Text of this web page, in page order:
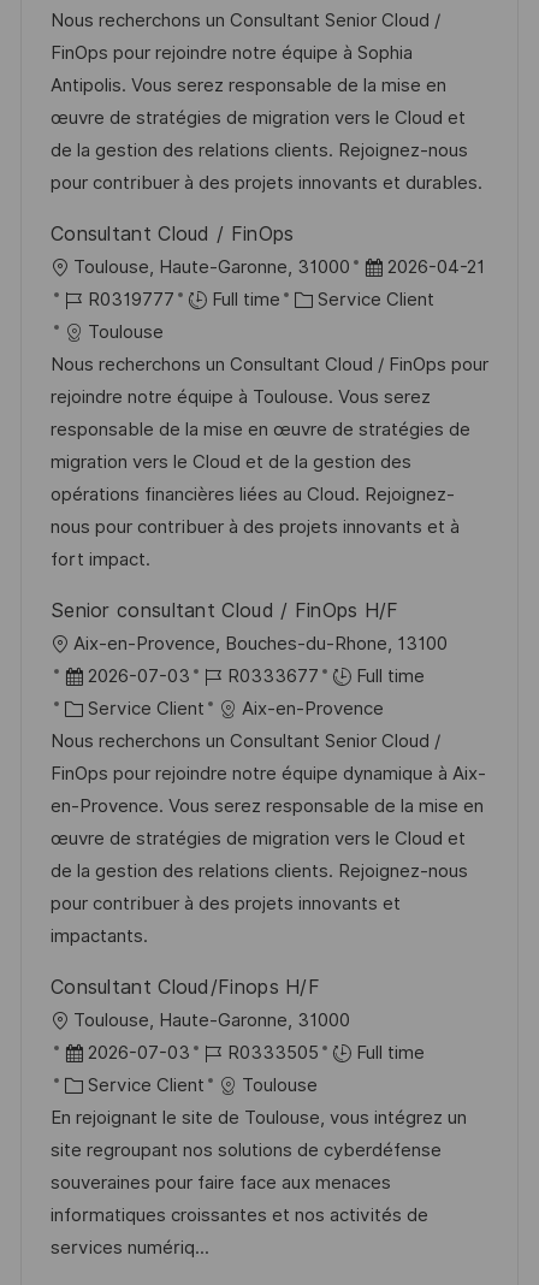
a
l
i
s
a
t
o
n
t
e
d
’
a
f
i
c
h
a
g
e
f
é
r
e
n
c
d
u
p
s
t
e
a
t
é
g
o
r
e
Nous recherchons un Consultant Senior Cloud /
FinOps pour rejoindre notre équipe à Sophia
Antipolis. Vous serez responsable de la mise en
œuvre de stratégies de migration vers le Cloud et
de la gestion des relations clients. Rejoignez-nous
pour contribuer à des projets innovants et durables.
Consultant Cloud / FinOps
o
c
a
l
i
s
a
t
i
n
Toulouse, Haute-Garonne, 31000
D
a
e
d
’
a
f
f
h
a
g
e
2026-04-21
R
é
f
é
r
e
n
c
e
u
p
o
s
t
e
R0319777 Full time
C
t
é
g
o
r
i
Service Client
Toulouse
Nous recherchons un Consultant Cloud / FinOps pour
rejoindre notre équipe à Toulouse. Vous serez
responsable de la mise en œuvre de stratégies de
migration vers le Cloud et de la gestion des
opérations financières liées au Cloud. Rejoignez-
nous pour contribuer à des projets innovants et à
fort impact.
Senior consultant Cloud / FinOps H/F
o
c
a
l
i
s
a
t
i
n
Aix-en-Provence, Bouches-du-Rhone, 13100
D
a
t
e
d
’
a
f
f
c
h
a
g
e
2026-07-03
R
é
f
é
r
e
n
c
u
p
o
s
t
e
R0333677
Full time
C
a
t
é
g
o
r
i
Service Client
Aix-en-Provence
Nous recherchons un Consultant Senior Cloud /
FinOps pour rejoindre notre équipe dynamique à Aix-
en-Provence. Vous serez responsable de la mise en
œuvre de stratégies de migration vers le Cloud et
de la gestion des relations clients. Rejoignez-nous
pour contribuer à des projets innovants et
impactants.
Consultant Cloud/Finops H/F
o
c
a
l
i
s
a
Toulouse, Haute-Garonne, 31000
D
a
t
e
d
’
a
2026-07-03
R
é
f
é
r
e
R0333505
Full time
C
a
t
é
g
o
Service Client
Toulouse
En rejoignant le site de Toulouse, vous intégrez un
site regroupant nos solutions de cyberdéfense
souveraines pour faire face aux menaces
informatiques croissantes et nos activités de
services numériq...